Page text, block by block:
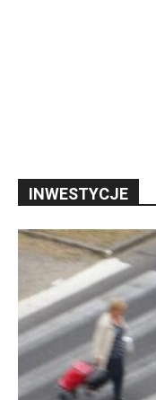
INWESTYCJE